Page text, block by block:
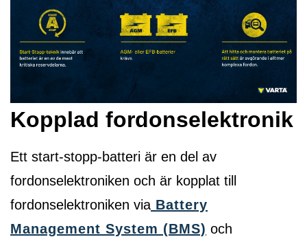
Kopplad fordonselektronik
Ett start-stopp-batteri är en del av
fordonselektroniken och är kopplat till
fordonselektroniken via Battery
Management System (BMS) och